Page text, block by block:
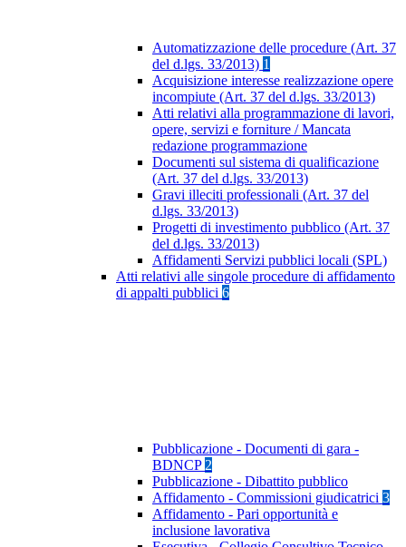
Automatizzazione delle procedure (Art. 37
del d.lgs. 33/2013) 1
Acquisizione interesse realizzazione opere
incompiute (Art. 37 del d.lgs. 33/2013)
Atti relativi alla programmazione di lavori,
opere, servizi e forniture / Mancata
redazione programmazione
Documenti sul sistema di qualificazione
(Art. 37 del d.lgs. 33/2013)
Gravi illeciti professionali (Art. 37 del
d.lgs. 33/2013)
Progetti di investimento pubblico (Art. 37
del d.lgs. 33/2013)
Affidamenti Servizi pubblici locali (SPL)
Atti relativi alle singole procedure di affidamento
di appalti pubblici 6
Pubblicazione - Documenti di gara -
BDNCP 2
Pubblicazione - Dibattito pubblico
Affidamento - Commissioni giudicatrici 3
Affidamento - Pari opportunità e
inclusione lavorativa